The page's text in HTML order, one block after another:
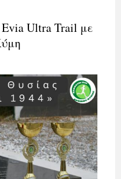
Ultra Trail με